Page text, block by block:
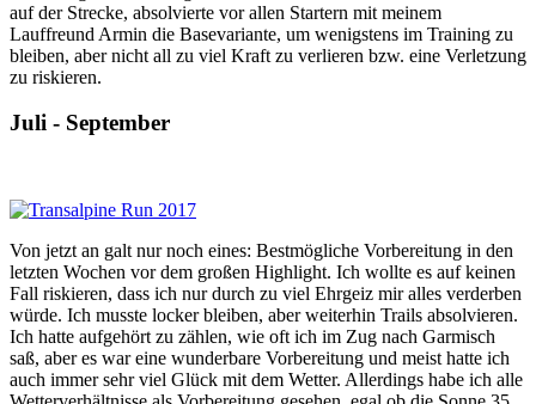
auf der Strecke, absolvierte vor allen Startern mit meinem
Lauffreund Armin die Basevariante, um wenigstens im Training zu
bleiben, aber nicht all zu viel Kraft zu verlieren bzw. eine Verletzung
zu riskieren.
Juli - September
Von jetzt an galt nur noch eines: Bestmögliche Vorbereitung in den
letzten Wochen vor dem großen Highlight. Ich wollte es auf keinen
Fall riskieren, dass ich nur durch zu viel Ehrgeiz mir alles verderben
würde. Ich musste locker bleiben, aber weiterhin Trails absolvieren.
Ich hatte aufgehört zu zählen, wie oft ich im Zug nach Garmisch
saß, aber es war eine wunderbare Vorbereitung und meist hatte ich
auch immer sehr viel Glück mit dem Wetter. Allerdings habe ich alle